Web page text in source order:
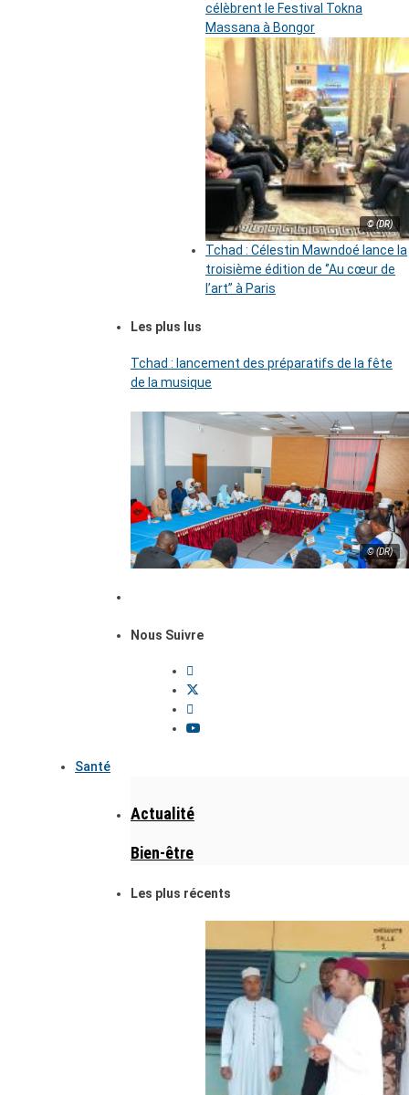
célèbrent le Festival Tokna
Massana à Bongor
© (DR)
Tchad : Célestin Mawndoé lance la
troisième édition de ‘’Au cœur de
l’art’’ à Paris
Les plus lus
Tchad : lancement des préparatifs de la fête
de la musique
© (DR)
Nous Suivre
Santé
Actualité
Bien-être
Les plus récents